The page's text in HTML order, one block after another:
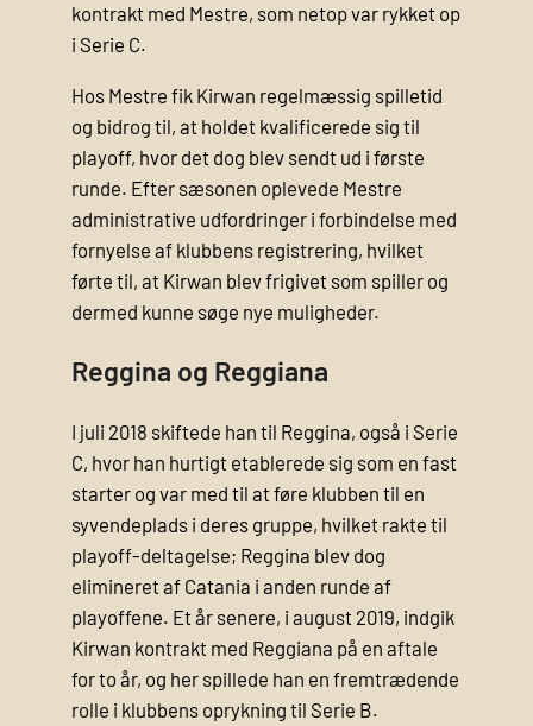
kontrakt med Mestre, som netop var rykket op
i Serie C.
Hos Mestre fik Kirwan regelmæssig spilletid
og bidrog til, at holdet kvalificerede sig til
playoff, hvor det dog blev sendt ud i første
runde. Efter sæsonen oplevede Mestre
administrative udfordringer i forbindelse med
fornyelse af klubbens registrering, hvilket
førte til, at Kirwan blev frigivet som spiller og
dermed kunne søge nye muligheder.
Reggina og Reggiana
I juli 2018 skiftede han til Reggina, også i Serie
C, hvor han hurtigt etablerede sig som en fast
starter og var med til at føre klubben til en
syvendeplads i deres gruppe, hvilket rakte til
playoff‑deltagelse; Reggina blev dog
elimineret af Catania i anden runde af
playoffene. Et år senere, i august 2019, indgik
Kirwan kontrakt med Reggiana på en aftale
for to år, og her spillede han en fremtrædende
rolle i klubbens oprykning til Serie B.